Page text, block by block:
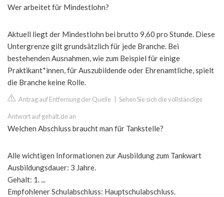
Wer arbeitet für Mindestlohn?
Aktuell liegt der Mindestlohn bei brutto 9,60 pro Stunde. Diese
Untergrenze gilt grundsätzlich für jede Branche. Bei
bestehenden Ausnahmen, wie zum Beispiel für einige
Praktikant*innen, für Auszubildende oder Ehrenamtliche, spielt
die Branche keine Rolle.
Antrag auf Entfernung der Quelle Sehen Sie sich die vollständige
Antwort auf gehalt.de an
Welchen Abschluss braucht man für Tankstelle?
Alle wichtigen Informationen zur Ausbildung zum Tankwart
Ausbildungsdauer: 3 Jahre.
Gehalt: 1. ...
Empfohlener Schulabschluss: Hauptschulabschluss.